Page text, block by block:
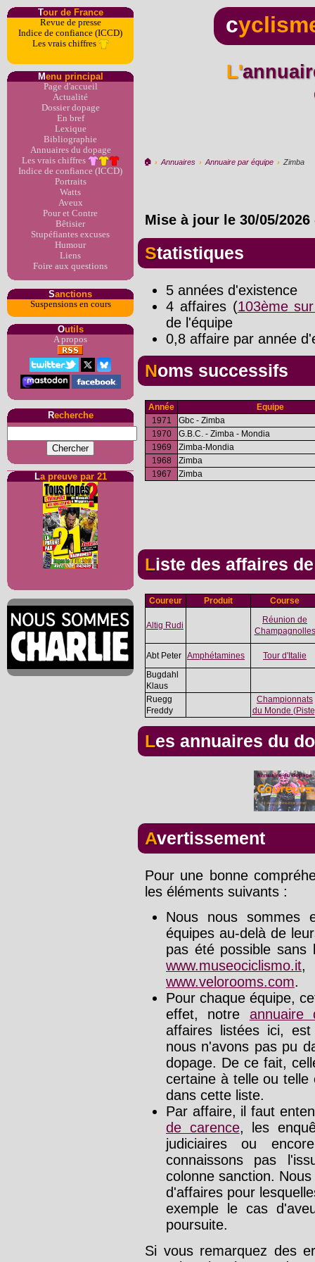
Tour de France
Revue de presse
Indice de confiance (ICCD)
Les vrais chiffres
Menu principal
Page d'accueil
Actualité
Dossier dopage
En bref
Lexique
Bibliographie
Annuaires du dopage
Les vrais chiffres
Indice de confiance (ICCD)
Portraits
Watts
Aveux
Pour et Contre
Bêtisier
Stupéfiantes excuses
Humour
Liens
Foire aux questions
Sanctions
Suspensions en cours
Outils
A propos
Recherche
La preuve par 21
c
L'annuaire du dopage par
🏠︎ › Annuaires › Annuaire par équipe › Zimba
Mise à jour le 30/05/2026
Statistiques
5 années d'existence
4 affaires (103ème
de l'équipe
0,8 affaire par année
Noms successifs
Année
Equipe
1971
Gbc - Zimba
1970
G.B.C. - Zimba - Mondia
1969
Zimba-Mondia
1968
Zimba
1967
Zimba
Liste des affaires
Coureur Produit Course
Altig Rudi
Réunion de
Champagnolles
Abt Peter Amphétamines
Tour d'Italie
Bugdahl
Klaus
Ruegg
Freddy
Championnats
du Monde
Les annuaires du
Avertissement
Pour une bonne
les éléments suivants :
Nous nous sommes
équipes au-delà de
pas été possible sans
www.museociclismo.it
www.velorooms.com.
Pour chaque équipe,
effet, notre annuaire
affaires listées ici,
nous n'avons pas pu
dopage. De ce fait,
certaine à telle ou telle
dans cette liste.
Par affaire, il faut
de carence, les
judiciaires ou
connaissons pas
colonne sanction.
d'affaires pour
exemple le cas
poursuite.
Si vous remarquez des